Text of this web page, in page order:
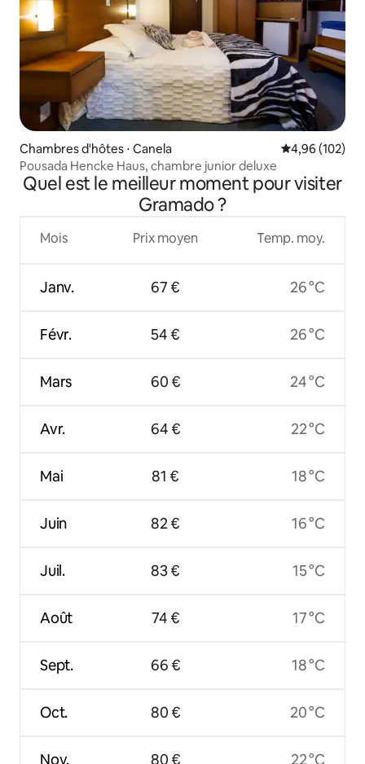
Chambres d'hôtes ⋅ Canela Évaluation
4,96 (102)
Pousada Hencke Haus, chambre junior deluxe
Quel est le meilleur moment pour visiter
Gramado ?
Mois
Janv.
Févr.
Mars
Avr.
Mai
Juin
Juil.
Août
Sept.
Oct.
Nov.
Prix moyen
67 €
54 €
60 €
64 €
81 €
82 €
83 €
74 €
66 €
80 €
80 €
Temp. moy.
26 °C
26 °C
24 °C
22 °C
18 °C
16 °C
15 °C
17 °C
18 °C
20 °C
22 °C